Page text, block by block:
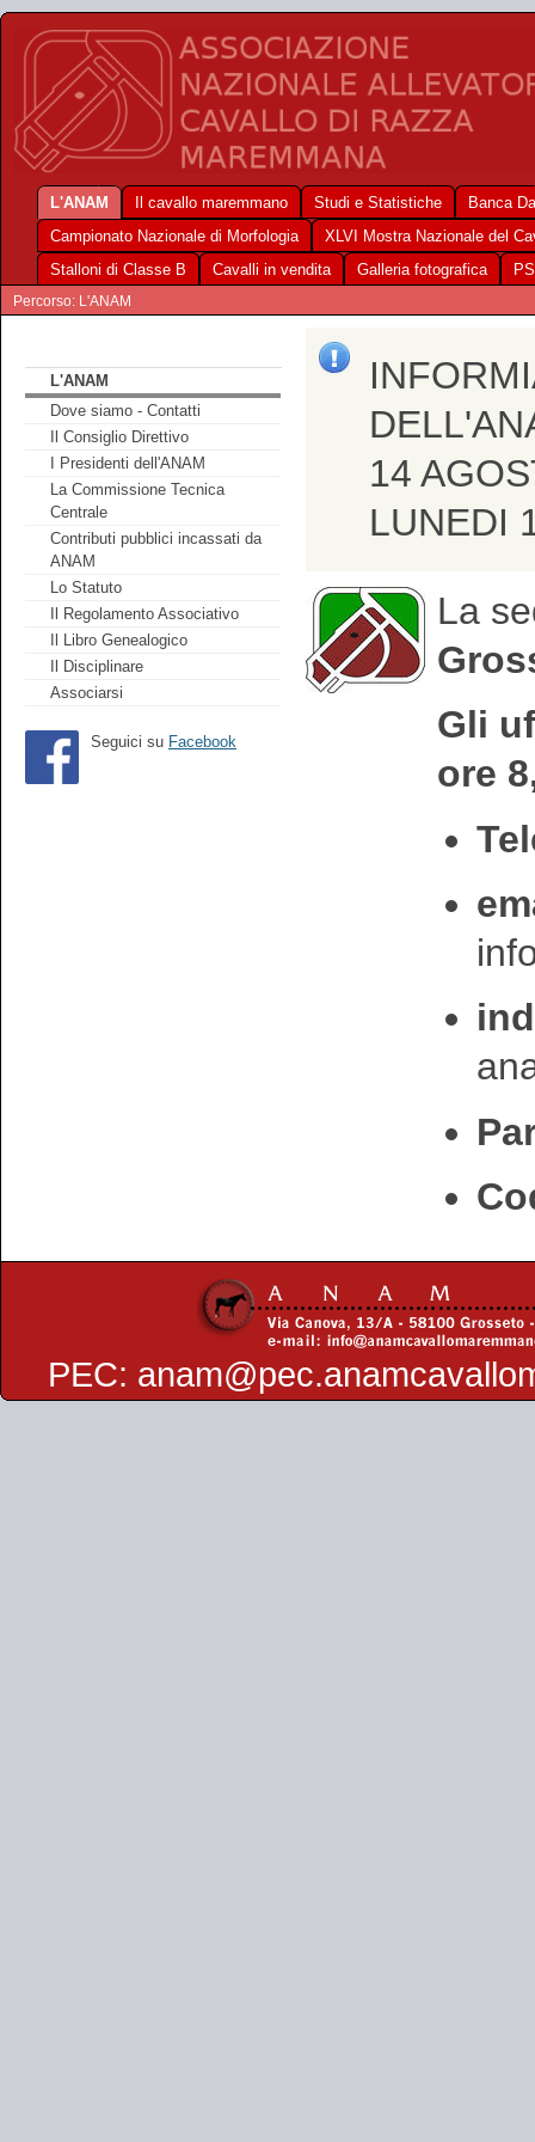
L'ANAM Il cavallo maremmano Studi e Statistiche
Banca
Campionato Nazionale di Morfologia
XLVI Mostra Nazionale del
Stalloni di Classe B
Cavalli in vendita Galleria fotografica
Percorso: L'ANAM
L'ANAM
Dove siamo - Contatti
Il Consiglio Direttivo
I Presidenti dell'ANAM
La Commissione Tecnica
Centrale
Contributi pubblici incassati da
ANAM
Lo Statuto
Il Regolamento Associativo
Il Libro Genealogico
Il Disciplinare
Associarsi
Seguici su Facebook
14
LUNEDI
La
Gli
ore
PEC: